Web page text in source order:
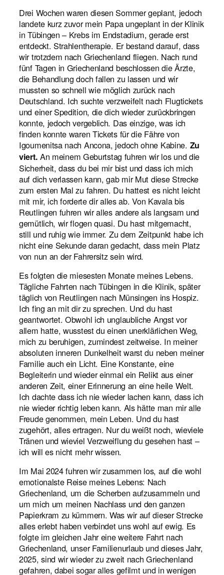
Drei Wochen waren diesen Sommer geplant, jedoch
landete kurz zuvor mein Papa ungeplant in der Klinik
in Tübingen – Krebs im Endstadium, gerade erst
entdeckt. Strahlentherapie. Er bestand darauf, dass
wir trotzdem nach Griechenland fliegen. Nach rund
fünf Tagen in Griechenland beschlossen die Ärzte,
die Behandlung doch fallen zu lassen und wir
mussten so schnell wie möglich zurück nach
Deutschland. Ich suchte verzweifelt nach Flugtickets
und einer Spedition, die dich wieder zurückbringen
konnte, jedoch vergeblich. Das einzige, was ich
finden konnte waren Tickets für die Fähre von
Igoumenitsa nach Ancona, jedoch ohne Kabine. Zu
viert. An meinem Geburtstag fuhren wir los und die
Sicherheit, dass du bei mir bist und dass ich mich
auf dich verlassen kann, gab mir Mut diese Strecke
zum ersten Mal zu fahren. Du hattest es nicht leicht
mit mir, ich forderte dir alles ab. Von Kavala bis
Reutlingen fuhren wir alles andere als langsam und
gemütlich, wir flogen quasi. Du hast mitgemacht,
still und ruhig wie immer. Zu dem Zeitpunkt habe ich
nicht eine Sekunde daran gedacht, dass mein Platz
von nun an der Fahrersitz sein wird.
Es folgten die miesesten Monate meines Lebens.
Tägliche Fahrten nach Tübingen in die Klinik, später
täglich von Reutlingen nach Münsingen ins Hospiz.
Ich fing an mit dir zu sprechen. Und du hast
geantwortet. Obwohl ich unglaubliche Angst vor
allem hatte, wusstest du einen unerklärlichen Weg,
mich zu beruhigen, zumindest zeitweise. In meiner
absoluten inneren Dunkelheit warst du neben meiner
Familie auch ein Licht. Eine Konstante, eine
Begleiterin und wieder einmal ein Relikt aus einer
anderen Zeit, einer Erinnerung an eine heile Welt.
Ich dachte dass ich nie wieder lachen kann, dass ich
nie wieder richtig leben kann. Als hätte man mir alle
Freude genommen, mein Leben. Und du hast
zugehört, alles ertragen. Nur du weißt noch, wieviele
Tränen und wieviel Verzweiflung du gesehen hast –
ich will es nicht mehr wissen.
Im Mai 2024 fuhren wir zusammen los, auf die wohl
emotionalste Reise meines Lebens: Nach
Griechenland, um die Scherben aufzusammeln und
um mich um meinen Nachlass und den ganzen
Papierkram zu kümmern. Was wir auf dieser Strecke
alles erlebt haben verbindet uns wohl auf ewig. Es
folgte im gleichen Jahr eine weitere Fahrt nach
Griechenland, unser Familienurlaub und dieses Jahr,
2025, sind wir wieder zu zweit nach Griechenland
gefahren, dabei sogar alles gefilmt und in wenigen